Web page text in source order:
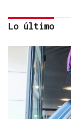
Lo último